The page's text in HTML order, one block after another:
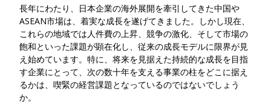
長年にわたり、日本企業の海外展開を牽引してきた中国や
ASEAN市場は、着実な成長を遂げてきました。しかし現在、
これらの地域では人件費の上昇、競争の激化、そして市場の
飽和といった課題が顕在化し、従来の成長モデルに限界が見
え始めています。 特に、将来を見据えた持続的な成長を目指
す企業にとって、次の数十年を支える事業の柱をどこに据え
るかは、喫緊の経営課題となっているのではないでしょう
か。